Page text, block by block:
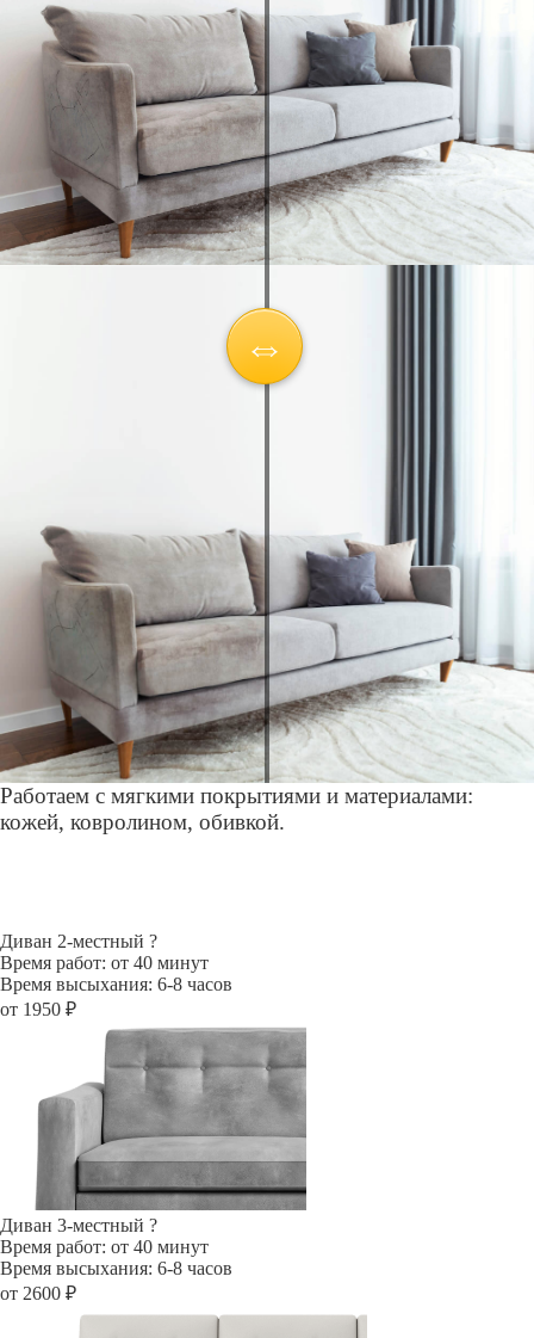
Работаем с мягкими покрытиями и материалами:
кожей, ковролином, обивкой.
Диван 2-местный ?
Время работ: от 40 минут
Время высыхания: 6-8 часов
от 1950 ₽
Диван 3-местный ?
Время работ: от 40 минут
Время высыхания: 6-8 часов
от 2600 ₽